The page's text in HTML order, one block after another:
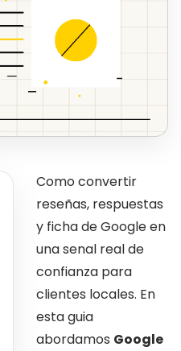
Como convertir
reseñas, respuestas
y ficha de Google en
una senal real de
confianza para
clientes locales. En
esta guia
abordamos Google